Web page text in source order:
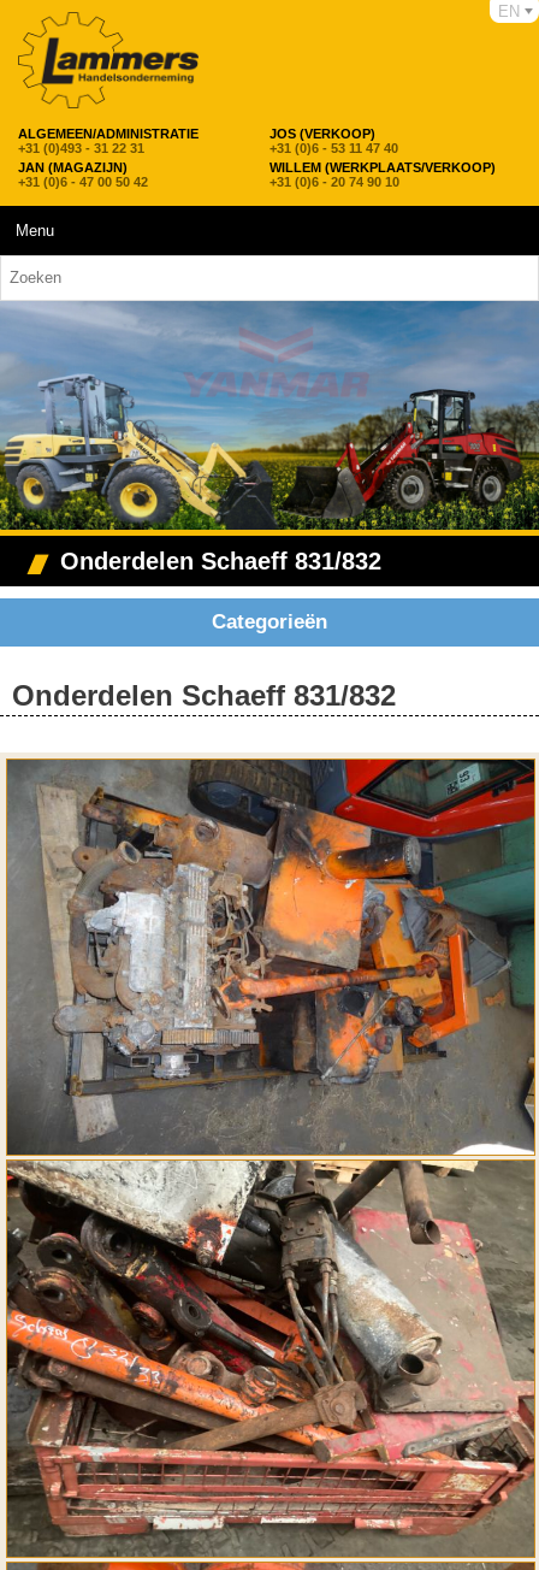
ALGEMEEN/ADMINISTRATIE
+31 (0)493 - 31 22 31
JOS (VERKOOP)
+31 (0)6 - 53 11 47 40
JAN (MAGAZIJN)
+31 (0)6 - 47 00 50 42
WILLEM (WERKPLAATS/VERKOOP)
+31 (0)6 - 20 74 90 10
EN
Menu
Onderdelen Schaeff 831/832
Categorieën
Onderdelen Schaeff 831/832